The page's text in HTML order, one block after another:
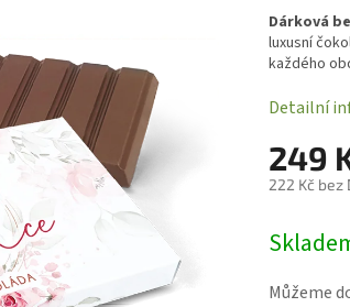
249
222 Kč bez
cena:
Můžeme
Dárková
luxusní
každého
Detailní